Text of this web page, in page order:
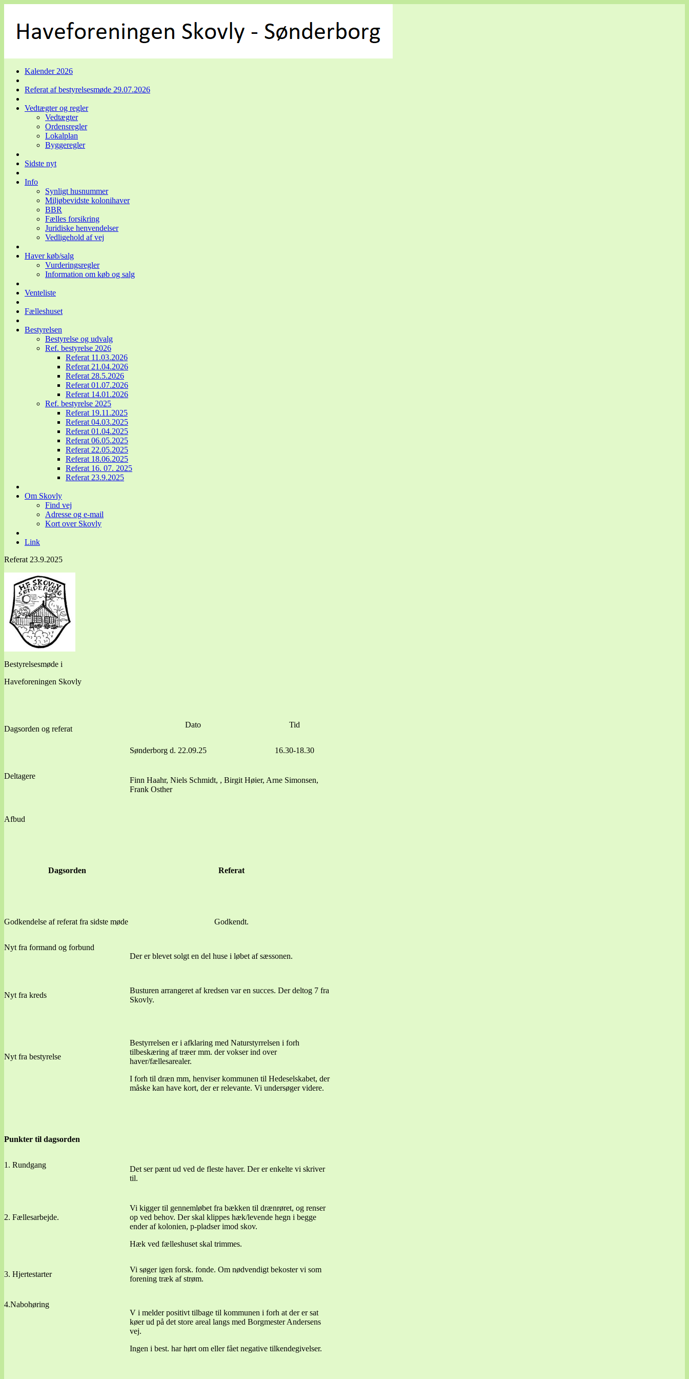
Kalender 2026
Referat af bestyrelsesmøde 29.07.2026
Vedtægter og regler
Vedtægter
Ordensregler
Lokalplan
Byggeregler
Sidste nyt
Info
Synligt husnummer
Miljøbevidste kolonihaver
BBR
Fælles forsikring
Juridiske henvendelser
Vedligehold af vej
Haver køb/salg
Vurderingsregler
Information om køb og salg
Venteliste
Fælleshuset
Bestyrelsen
Bestyrelse og udvalg
Ref. bestyrelse 2026
Referat 11.03.2026
Referat 21.04.2026
Referat 28.5.2026
Referat 01.07.2026
Referat 14.01.2026
Ref. bestyrelse 2025
Referat 19.11.2025
Referat 04.03.2025
Referat 01.04.2025
Referat 06.05.2025
Referat 22.05.2025
Referat 18.06.2025
Referat 16. 07. 2025
Referat 23.9.2025
Om Skovly
Find vej
Adresse og e-mail
Kort over Skovly
Link
Referat 23.9.2025
Bestyrelsesmøde i
Haveforeningen Skovly
Dagsorden og referat Dato Tid
Sønderborg d. 22.09.25 16.30-18.30
Deltagere
Finn Haahr, Niels Schmidt, , Birgit Høier, Arne Simonsen,
Frank Osther
Afbud
Dagsorden Referat
Godkendelse af referat fra sidste møde Godkendt.
Nyt fra formand og forbund
Der er blevet solgt en del huse i løbet af sæssonen.
Nyt fra kreds
Busturen arrangeret af kredsen var en succes. Der deltog 7 fra
Skovly.
Nyt fra bestyrelse
Bestyrrelsen er i afklaring med Naturstyrrelsen i forh
tilbeskæring af træer mm. der vokser ind over
haver/fællesarealer.
I forh til dræn mm, henviser kommunen til Hedeselskabet, der
måske kan have kort, der er relevante. Vi undersøger videre.
Punkter til dagsorden
1. Rundgang
Det ser pænt ud ved de fleste haver. Der er enkelte vi skriver
til.
2. Fællesarbejde.
Vi kigger til gennemløbet fra bækken til drænrøret, og renser
op ved behov. Der skal klippes hæk/levende hegn i begge
ender af kolonien, p-pladser imod skov.
Hæk ved fælleshuset skal trimmes.
3. Hjertestarter
Vi søger igen forsk. fonde. Om nødvendigt bekoster vi som
forening træk af strøm.
4.Nabohøring
V i melder positivt tilbage til kommunen i forh at der er sat
køer ud på det store areal langs med Borgmester Andersens
vej.
Ingen i best. har hørt om eller fået negative tilkendegivelser.